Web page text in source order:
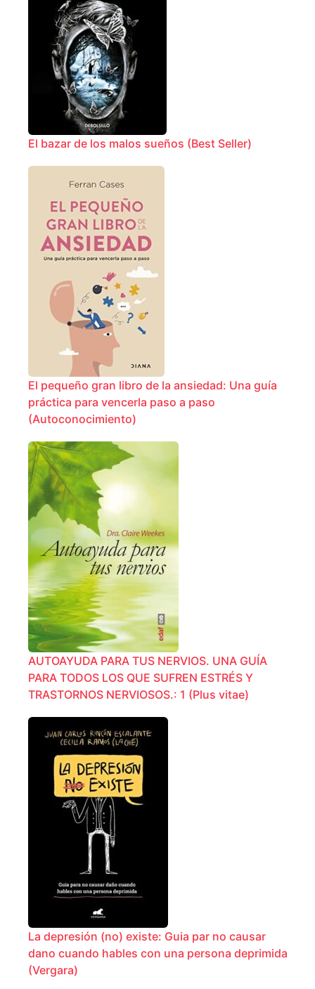
El bazar de los malos sueños (Best Seller)
El pequeño gran libro de la ansiedad: Una guía
práctica para vencerla paso a paso
(Autoconocimiento)
AUTOAYUDA PARA TUS NERVIOS. UNA GUÍA
PARA TODOS LOS QUE SUFREN ESTRÉS Y
TRASTORNOS NERVIOSOS.: 1 (Plus vitae)
La depresión (no) existe: Guia par no causar
dano cuando hables con una persona deprimida
(Vergara)